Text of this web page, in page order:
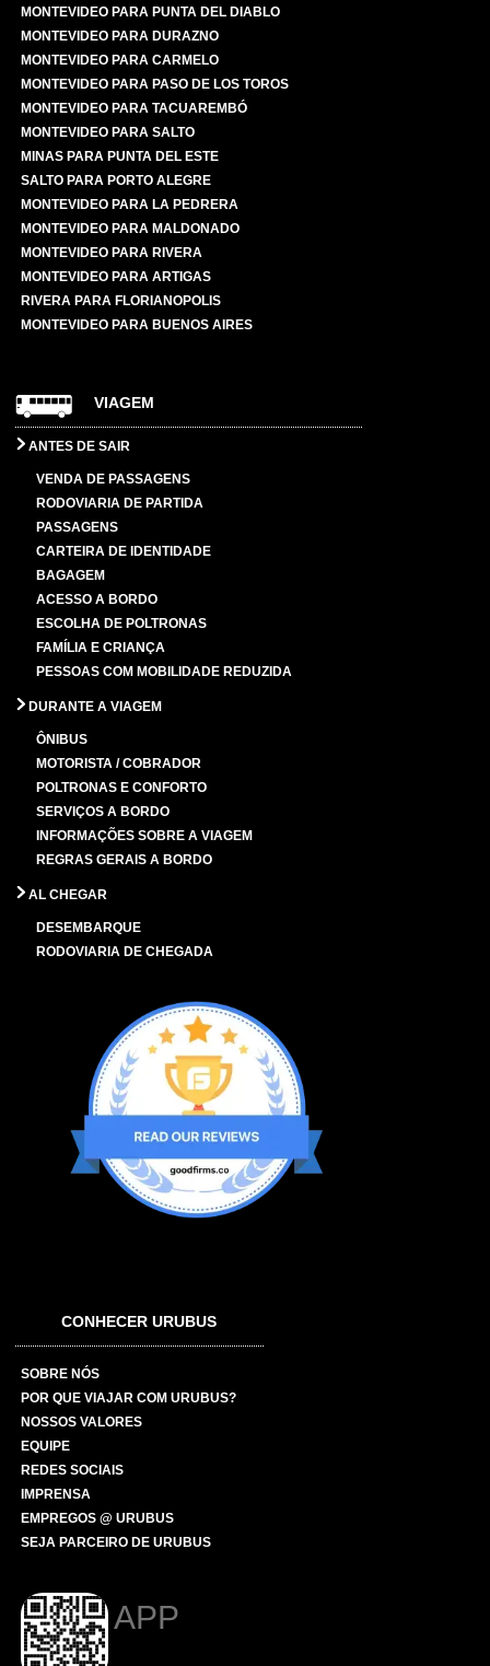
MONTEVIDEO PARA PUNTA DEL DIABLO
MONTEVIDEO PARA DURAZNO
MONTEVIDEO PARA CARMELO
MONTEVIDEO PARA PASO DE LOS TOROS
MONTEVIDEO PARA TACUAREMBÓ
MONTEVIDEO PARA SALTO
MINAS PARA PUNTA DEL ESTE
SALTO PARA PORTO ALEGRE
MONTEVIDEO PARA LA PEDRERA
MONTEVIDEO PARA MALDONADO
MONTEVIDEO PARA RIVERA
MONTEVIDEO PARA ARTIGAS
RIVERA PARA FLORIANOPOLIS
MONTEVIDEO PARA BUENOS AIRES
VIAGEM
ANTES DE SAIR
VENDA DE PASSAGENS
RODOVIARIA DE PARTIDA
PASSAGENS
CARTEIRA DE IDENTIDADE
BAGAGEM
ACESSO A BORDO
ESCOLHA DE POLTRONAS
FAMÍLIA E CRIANÇA
PESSOAS COM MOBILIDADE REDUZIDA
DURANTE A VIAGEM
ÔNIBUS
MOTORISTA / COBRADOR
POLTRONAS E CONFORTO
SERVIÇOS A BORDO
INFORMAÇÕES SOBRE A VIAGEM
REGRAS GERAIS A BORDO
AL CHEGAR
DESEMBARQUE
RODOVIARIA DE CHEGADA
CONHECER URUBUS
SOBRE NÓS
POR QUE VIAJAR COM URUBUS?
NOSSOS VALORES
EQUIPE
REDES SOCIAIS
IMPRENSA
EMPREGOS @ URUBUS
SEJA PARCEIRO DE URUBUS
APP